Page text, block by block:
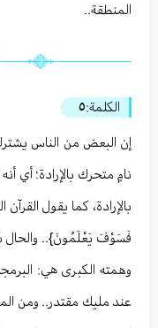
المنطقة..
الكلمة:٥
إن البعض من الناس
نامٍ متحرك بالإرادة؛ أي
بالإرادة، كما يقول
فَسَوْفَ يَعْلَمُونَ}.. والحال
وهمته الكبرى هي:
عند مليك مقتدر.. ومن